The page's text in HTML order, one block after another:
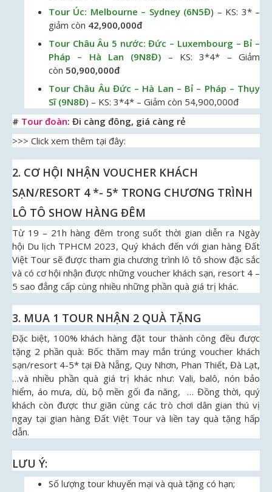
Tour Úc: Melbourne – Sydney (6N5Đ) – KS: 3* –
giảm còn 42,900,000đ
Tour Châu Âu 5 nước: Đức – Luxembourg – Bỉ –
Pháp – Hà Lan (9N8Đ) – KS: 3*4* – Giảm
còn 50,900,000đ
Tour Châu Âu Đức – Hà Lan – Bỉ – Pháp – Thụy
Sĩ (9N8Đ) – KS: 3*4* – Giảm còn 54,900,000đ
# Tour đoàn: Đi càng đông, giá càng rẻ
>>> Click xem thêm tại đây:
2. CƠ HỘI NHẬN VOUCHER KHÁCH
SẠN/RESORT 4 *- 5* TRONG CHƯƠNG TRÌNH
LÔ TÔ SHOW HÀNG ĐÊM
Từ 19 – 21h hàng đêm trong suốt thời gian diễn ra Ngày
hội Du lịch TPHCM 2023, Quý khách đến với gian hàng Đất
Việt Tour sẽ được tham gia chương trình lô tô show đặc sắc
và có cơ hội nhận được những voucher khách sạn, resort 4 –
5 sao đẳng cấp cùng nhiều những phần quà giá trị khác.
3. MUA 1 TOUR NHẬN 2 QUÀ TẶNG
Đặc biệt, 100% khách hàng đặt tour thành công đều được
tặng 2 phần quà: Bốc thăm may mắn trúng voucher khách
sạn/resort 4-5* tại Đà Nẵng, Quy Nhơn, Phan Thiết, Đà Lạt,
…và nhiều phần quà giá trị khác như: Vali, balô, nón bảo
hiểm, áo mưa, dù, bộ mền gối đa năng, … Đồng thời, quý
khách còn được thư giãn cùng các trò chơi dân gian thú vị
ngay tại gian hàng Đất Việt Tour và liền tay quà tặng hấp
dẫn.
LƯU Ý:
Số lượng tour khuyến mại và quà tặng có hạn;